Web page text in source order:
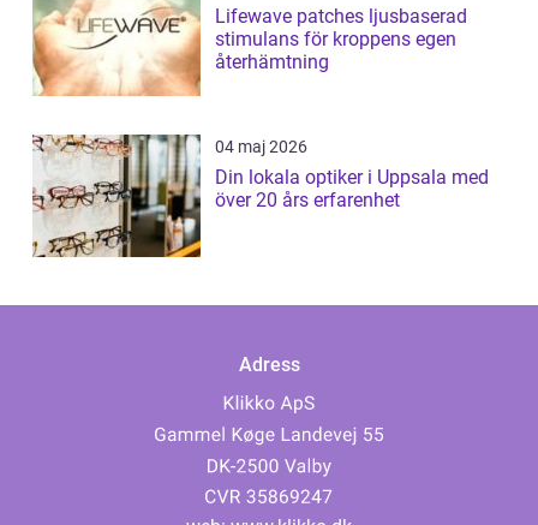
Lifewave patches ljusbaserad
stimulans för kroppens egen
återhämtning
04 maj 2026
Din lokala optiker i Uppsala med
över 20 års erfarenhet
Adress